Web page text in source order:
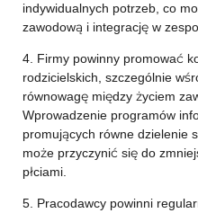
indywidualnych potrzeb, co
zawodową i integrację w
4. Firmy powinny promować
rodzicielskich, szczególnie
równowagę między życiem
Wprowadzenie programów
promujących równe dzielenie
może przyczynić się do
płciami.
5. Pracodawcy powinni